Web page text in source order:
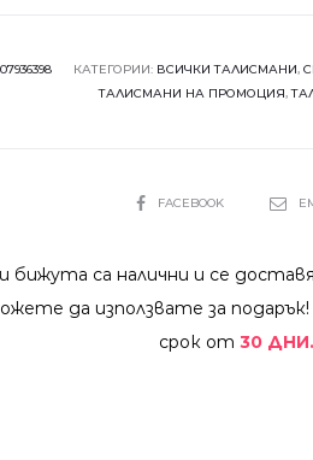
КАТЕГОРИИ: ВСИЧКИ ТАЛИСМАНИ,
ТАЛИСМАНИ НА ПРОМОЦИЯ,
SHAREFACEBOOK
бижута са налични и се
да използвате за
срок от 30 ДНИ.